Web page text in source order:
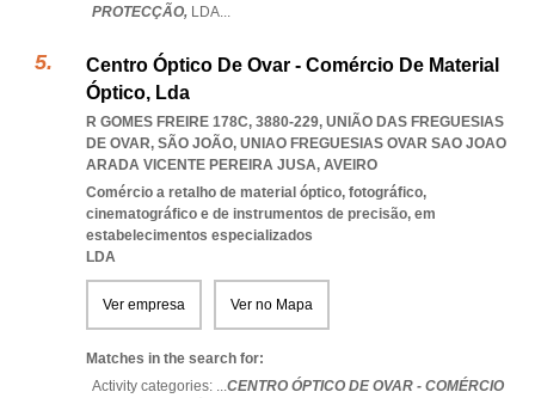
PROTECÇÃO, LDA...
Centro Óptico De Ovar - Comércio De Material
Óptico, Lda
R GOMES FREIRE 178C, 3880-229, UNIÃO DAS FREGUESIAS
DE OVAR, SÃO JOÃO, UNIAO FREGUESIAS OVAR SAO JOAO
ARADA VICENTE PEREIRA JUSA, AVEIRO
Comércio a retalho de material óptico, fotográfico,
cinematográfico e de instrumentos de precisão, em
estabelecimentos especializados
LDA
Ver empresa Ver no Mapa
Matches in the search for:
Activity categories: ...CENTRO ÓPTICO DE OVAR - COMÉRCIO